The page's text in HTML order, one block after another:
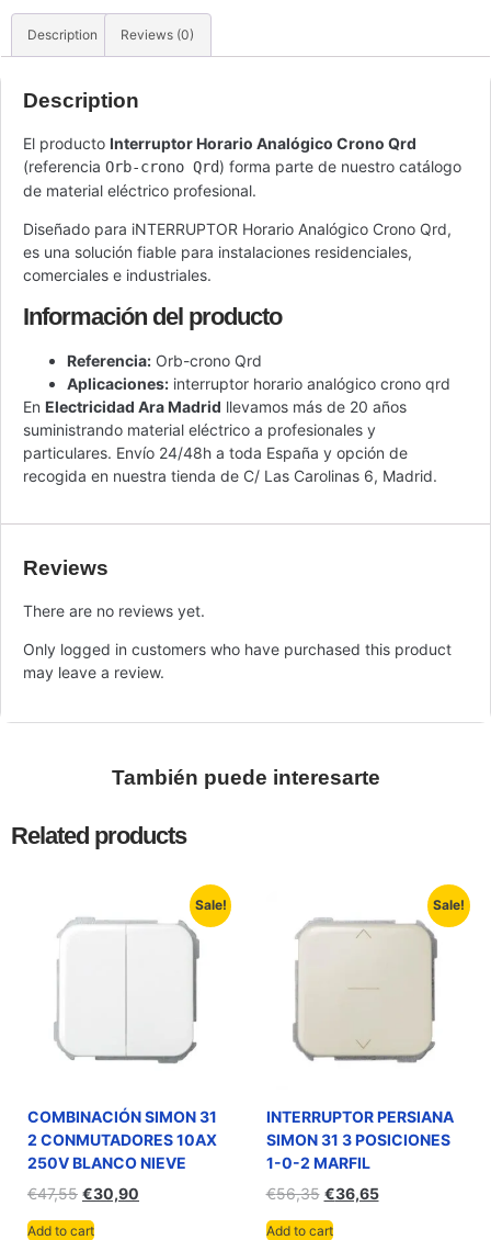
Description Reviews (0)
Description
El producto Interruptor Horario Analógico Crono Qrd
(referencia Orb-crono Qrd) forma parte de nuestro catálogo
de material eléctrico profesional.
Diseñado para iNTERRUPTOR Horario Analógico Crono Qrd,
es una solución fiable para instalaciones residenciales,
comerciales e industriales.
Información del producto
Referencia: Orb-crono Qrd
Aplicaciones: interruptor horario analógico crono qrd
En Electricidad Ara Madrid llevamos más de 20 años
suministrando material eléctrico a profesionales y
particulares. Envío 24/48h a toda España y opción de
recogida en nuestra tienda de C/ Las Carolinas 6, Madrid.
Reviews
There are no reviews yet.
Only logged in customers who have purchased this product
may leave a review.
También puede interesarte
Related products
Sale!
COMBINACIÓN SIMON 31
2 CONMUTADORES 10AX
250V BLANCO NIEVE
€47,55 €30,90
Add to cart
Sale!
INTERRUPTOR PERSIANA
SIMON 31 3 POSICIONES
1-0-2 MARFIL
€56,35 €36,65
Add to cart